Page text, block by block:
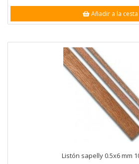
Añadir a la cesta
Listón sapelly 0.5x6 mm